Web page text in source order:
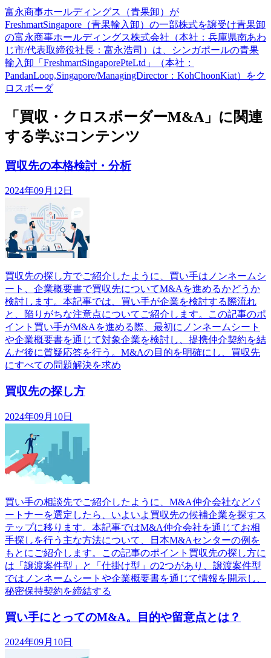
富永商事ホールディングス（青果卸）が
FreshmartSingapore（青果輸入卸）の一部株式を譲受け青果卸
の富永商事ホールディングス株式会社（本社：兵庫県南あわ
じ市/代表取締役社長：富永浩司）は、シンガポールの青果
輸入卸「FreshmartSingaporePteLtd」（本社：
PandanLoop,Singapore/ManagingDirector：KohChoonKiat）をク
ロスボーダ
「買収・クロスボーダーM&A」に関連
する学ぶコンテンツ
買収先の本格検討・分析
2024年09月12日
買収先の探し方でご紹介したように、買い手はノンネームシ
ート、企業概要書で買収先についてM&Aを進めるかどうか
検討します。本記事では、買い手が企業を検討する際流れ
と、陥りがちな注意点についてご紹介します。この記事のポ
イント買い手がM&Aを進める際、最初にノンネームシート
や企業概要書を通じて対象企業を検討し、提携仲介契約を結
んだ後に質疑応答を行う。M&Aの目的を明確にし、買収先
にすべての問題解決を求め
買収先の探し方
2024年09月10日
買い手の相談先でご紹介したように、M&A仲介会社などパ
ートナーを選定したら、いよいよ買収先の候補企業を探すス
テップに移ります。本記事ではM&A仲介会社を通じてお相
手探しを行う主な方法について、日本M&Aセンターの例を
もとにご紹介します。この記事のポイント買収先の探し方に
は「譲渡案件型」と「仕掛け型」の2つがあり、譲渡案件型
ではノンネームシートや企業概要書を通じて情報を開示し、
秘密保持契約を締結する
買い手にとってのM&A。目的や留意点とは？
2024年09月10日